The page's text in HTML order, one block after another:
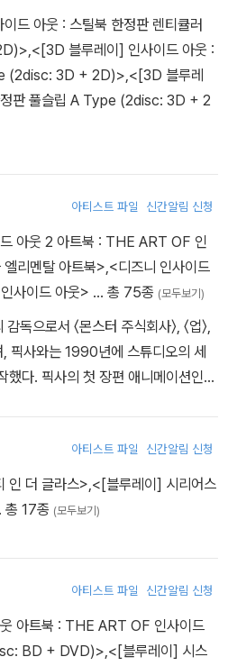
드 아웃 : 스틸북 한정판 렌티큘러
,<[3D 블루레이] 인사이드 아웃 :
(2disc: 3D + 2D)>,<[3D 블루레
정판 풀슬립 A Type (2disc: 3D + 2
아티스트 파일 신간알림 신청
아웃 2 아트북 : THE ART OF 인
리멘탈 아트북>,<디즈니 인사이드
사이드 아웃> … 총 75종 (모두보기)
독으로서 〈몬스터 주식회사〉, 〈업〉,
, 픽사와는 1990년에 스튜디오의 세
했다. 픽사의 첫 장편 애니메이션인
도맡아 관리하면서 여러 애니메이터
터들 사이의 커뮤니케이션을 도와주
를 감독하기도 했다. 닥터는 2개의
프란시스코의 베이 에어리어에서 살
아티스트 파일 신간알림 신청
인 더 글라스>,<[블루레이] 시리어스
총 17종 (모두보기)
아티스트 파일 신간알림 신청
아트북 : THE ART OF 인사이드
BD + DVD)>,<[블루레이] 시스